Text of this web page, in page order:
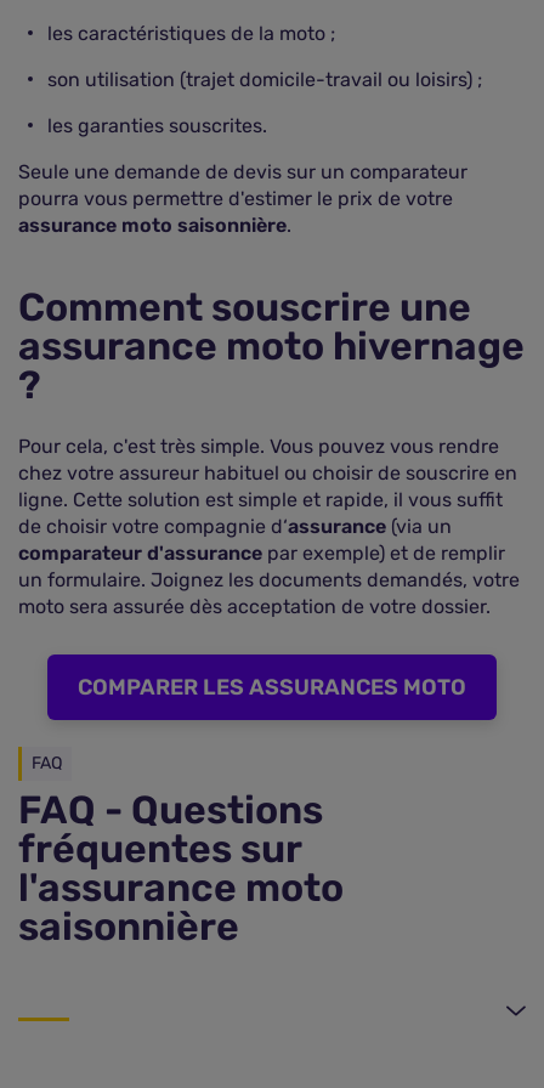
les caractéristiques de la moto ;
son utilisation (trajet domicile-travail ou loisirs) ;
les garanties souscrites.
Seule une demande de devis sur un comparateur
pourra vous permettre d'estimer le prix de votre
assurance moto saisonnière.
Comment souscrire une
assurance moto hivernage
?
Pour cela, c'est très simple. Vous pouvez vous rendre
chez votre assureur habituel ou choisir de souscrire en
ligne. Cette solution est simple et rapide, il vous suffit
de choisir votre compagnie d‘assurance (via un
comparateur d'assurance par exemple) et de remplir
un formulaire. Joignez les documents demandés, votre
moto sera assurée dès acceptation de votre dossier.
COMPARER LES ASSURANCES MOTO
FAQ
FAQ - Questions
fréquentes sur
l'assurance moto
saisonnière